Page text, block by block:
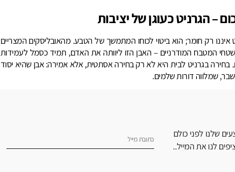
– הגרניט כעוגן של יציבות
איננו רק חומר; הוא ביטוי לכוחו המתמשך של הטבע. מהאובליסקים המצריים
המטבח המודרניים – האבן הזו ליוותה את האדם, תמיד כסמל לעמידות
בחירה בגרניט לבית היא לא רק בחירה אסתטית, אלא אמירה: אבן שהיא יסוד
שמלווה דורות שלמים.
שלנו לפני כולם
לנו את המייל..